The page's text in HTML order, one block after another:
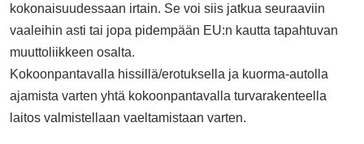
kokonaisuudessaan irtain. Se voi siis jatkua seuraaviin
vaaleihin asti tai jopa pidempään EU:n kautta tapahtuvan
muuttoliikkeen osalta.
Kokoonpantavalla hissillä/erotuksella ja kuorma-autolla
ajamista varten yhtä kokoonpantavalla turvarakenteella
laitos valmistellaan vaeltamistaan varten.